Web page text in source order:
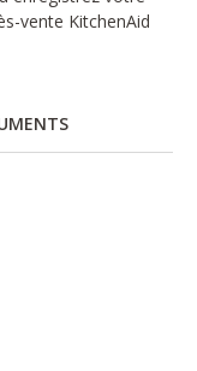
vente KitchenAid